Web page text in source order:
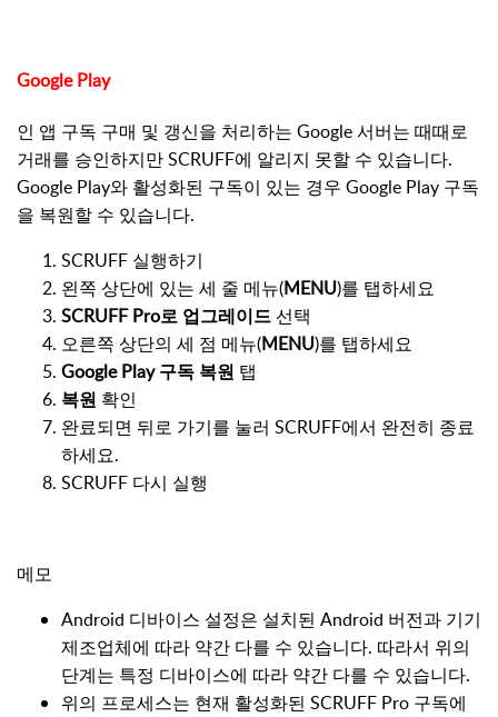
Google Play
인 앱 구독 구매 및 갱신을 처리하는 Google 서버는 때때로
거래를 승인하지만 SCRUFF에 알리지 못할 수 있습니다.
Google Play와 활성화된 구독이 있는 경우 Google Play 구독
을 복원할 수 있습니다.
SCRUFF 실행하기
왼쪽 상단에 있는 세 줄 메뉴(MENU)를 탭하세요
SCRUFF Pro로 업그레이드 선택
오른쪽 상단의 세 점 메뉴(MENU)를 탭하세요
Google Play 구독 복원 탭
복원 확인
완료되면 뒤로 가기를 눌러 SCRUFF에서 완전히 종료
하세요.
SCRUFF 다시 실행
메모
Android 디바이스 설정은 설치된 Android 버전과 기기
제조업체에 따라 약간 다를 수 있습니다. 따라서 위의
단계는 특정 디바이스에 따라 약간 다를 수 있습니다.
위의 프로세스는 현재 활성화된 SCRUFF Pro 구독에